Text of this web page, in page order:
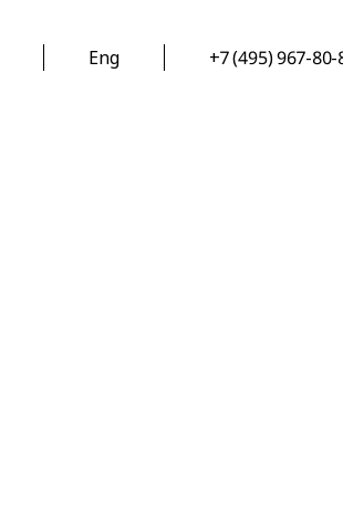
Eng +7 (495) 967-80-